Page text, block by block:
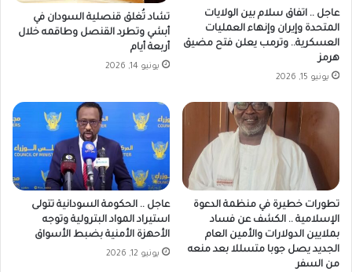
عاجل .. اتفاق سلام بين الولايات
المتحدة وإيران وإنهاء العمليات
العسكرية.. وترمب يعلن فتح مضيق
هرمز
يونيو 15, 2026
تشاد تُغلق قنصلية السودان في
أبشي وتطرد القنصل وطاقمه خلال
أربعة أيام
يونيو 14, 2026
تطورات خطيرة في منظمة الدعوة
الإسلامية .. الكشف عن فساد
بملايين الدولارات والأمين العام
الجديد يصل جوبا متسللا بعد منعه
من السفر
عاجل .. الحكومة السودانية تتولى
استيراد المواد البترولية وتوجه
الأحهزة الأمنية بضبط الأسواق
يونيو 12, 2026